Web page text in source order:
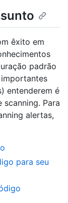
êxito em
padrão
entenderem é
Para
alertas,
para seu